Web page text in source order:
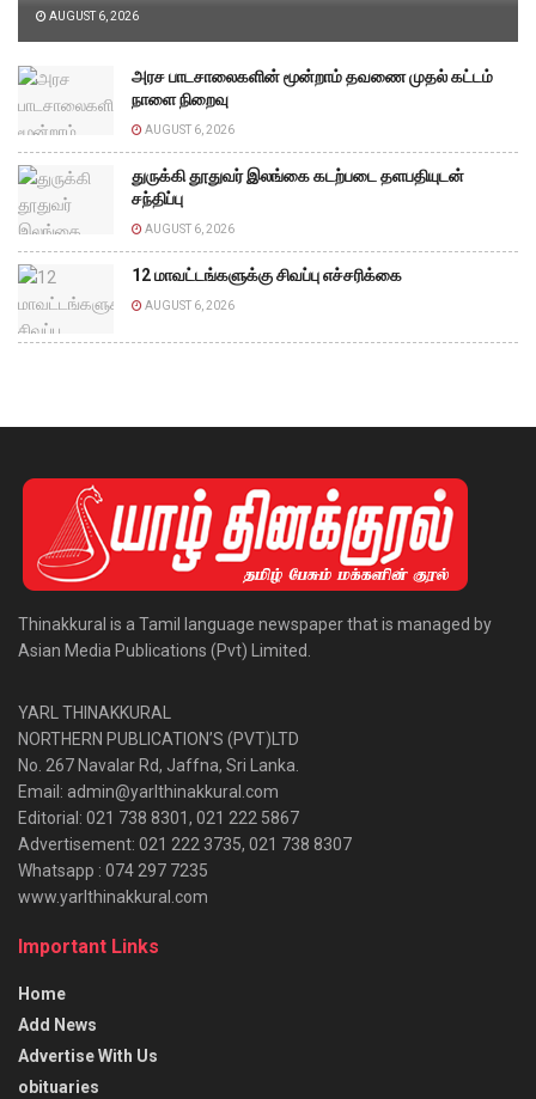
AUGUST 6, 2026
அரச பாடசாலைகளின் மூன்றாம் தவணை முதல் கட்டம்
நாளை நிறைவு
AUGUST 6, 2026
துருக்கி தூதுவர் இலங்கை கடற்படை தளபதியுடன்
சந்திப்பு
AUGUST 6, 2026
12 மாவட்டங்களுக்கு சிவப்பு எச்சரிக்கை
AUGUST 6, 2026
Thinakkural is a Tamil language newspaper that is managed by
Asian Media Publications (Pvt) Limited.
YARL THINAKKURAL
NORTHERN PUBLICATION’S (PVT)LTD
No. 267 Navalar Rd, Jaffna, Sri Lanka.
Email: admin@yarlthinakkural.com
Editorial: 021 738 8301, 021 222 5867
Advertisement: 021 222 3735, 021 738 8307
Whatsapp : 074 297 7235
www.yarlthinakkural.com
Important Links
Home
Add News
Advertise With Us
obituaries